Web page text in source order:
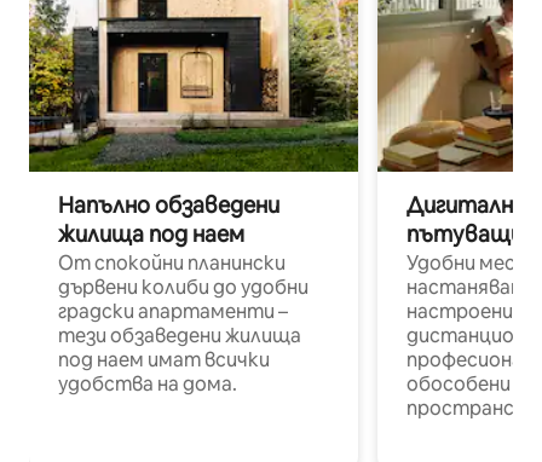
Напълно обзаведени
жилища под наем
От спокойни планински
дървени колиби до удобни
градски апартаменти –
тези обзаведени жилища
под наем имат всички
удобства на дома.
Дигитални
пътуващи
Удобни
настаняване
настроени и
обособени